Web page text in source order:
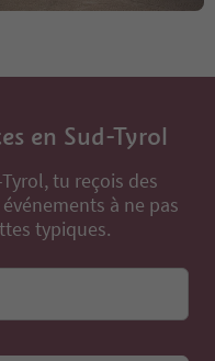
en Sud-Tyrol
tu reçois des
à ne pas
typiques.